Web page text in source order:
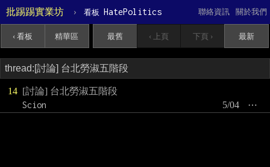
批踢踢實業坊 › 看板 HatePolitics 關於我們
聯絡資訊
‹ 看板 精華區 最舊 ‹ 上頁 下頁 › 最新
14 [討論] 台北勞淑五階段
Scion
⋯
5/04